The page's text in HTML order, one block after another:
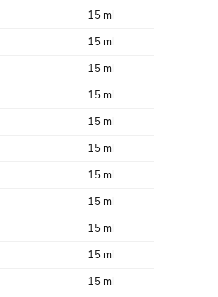
15 ml
15 ml
15 ml
15 ml
15 ml
15 ml
15 ml
15 ml
15 ml
15 ml
15 ml